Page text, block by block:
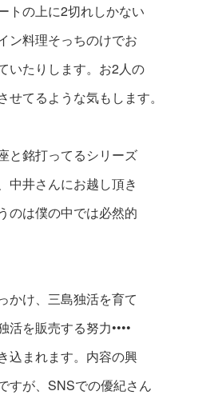
トの上に2切れしかない
ン料理そっちのけでお
たりします。 お2人の
てるような気もします。
と銘打ってるシリーズ
中井さんにお越し頂き
のは僕の中では必然的
かけ、三島独活を育て
を販売する努力••••
込まれます。内容の興
すが、SNSでの優紀さん